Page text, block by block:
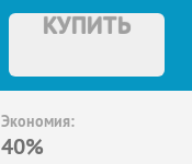
КУПИТЬ
Экономия:
40%